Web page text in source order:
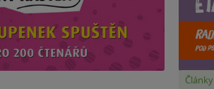
Články